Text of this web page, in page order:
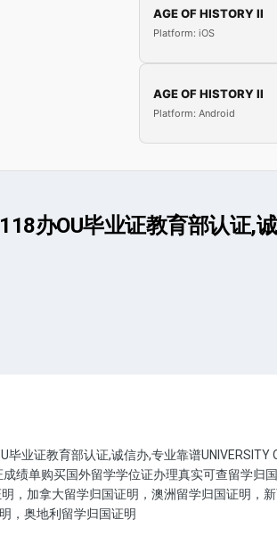
AGE OF HISTORY II
Platform: iOS
AGE OF HISTORY II
Platform: Android
办OU毕业证教育部认证,
业证教育部认证,诚信办,专业靠谱UNIVERSITY
绩单购买国外留学学位证办理真实可查留学归
，加拿大留学归国证明，澳洲留学归国证明，
，奥地利留学归国证明